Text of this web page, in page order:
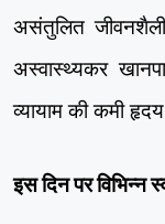
असंतुलित
अस्वास्थ्यकर
व्यायाम की कमी
इस दिन पर विभिन्न